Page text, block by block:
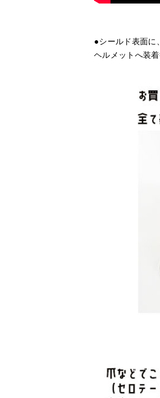
●シールド表面に
ヘルメットへ装